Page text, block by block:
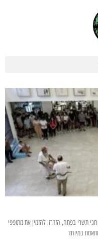
תשרי בפתח, הזדרזו להזמין את מתופפי
במיוחד